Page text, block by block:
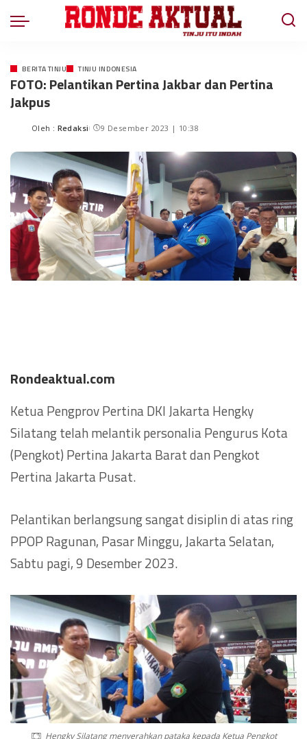
BERITA TINJU TINJU INDONESIA
FOTO: Pelantikan Pertina Jakbar dan Pertina
Jakpus
Oleh : Redaksi 9 Desember 2023 | 10:38
Rondeaktual.com
Ketua Pengprov Pertina DKI Jakarta Hengky
Silatang telah melantik personalia Pengurus Kota
(Pengkot) Pertina Jakarta Barat dan Pengkot
Pertina Jakarta Pusat.
Pelantikan berlangsung sangat disiplin di atas ring
PPOP Ragunan, Pasar Minggu, Jakarta Selatan,
Sabtu pagi, 9 Desember 2023.
Hengky Silatang menyerahkan pataka kepada Ketua Pengkot